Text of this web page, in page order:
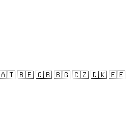
🇧🇪 🇬🇧 🇧🇬 🇨🇿 🇩🇰 🇪🇪